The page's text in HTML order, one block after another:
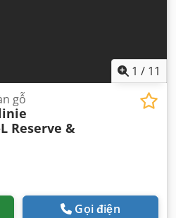
1 / 11
gỗ
L Reserve &
Gọi điện